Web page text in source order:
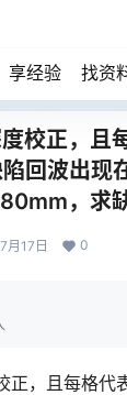
享经验 找资
校正，且
回波出现
，求
月17日 0
正，且每格代